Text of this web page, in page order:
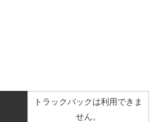
トラックバックは利用できま
せん。